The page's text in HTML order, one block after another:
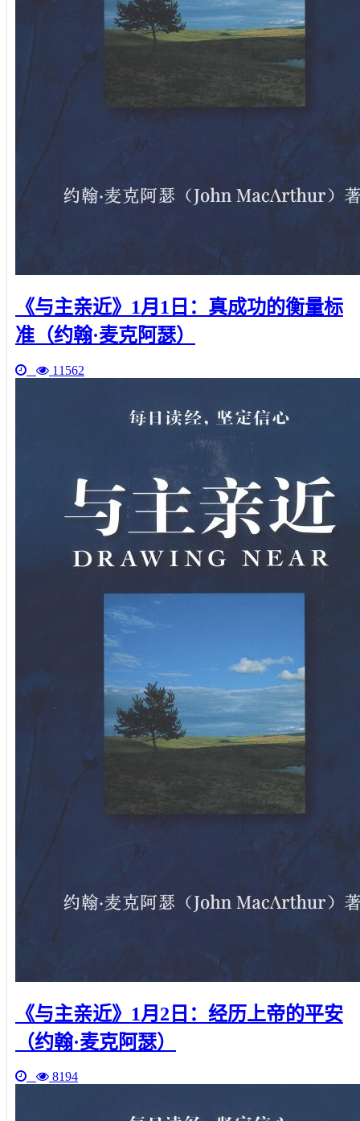
《与主亲近》1月1日：真成功的衡量标
准（约翰·麦克阿瑟）
11562
《与主亲近》1月2日：经历上帝的平安
（约翰·麦克阿瑟）
8194